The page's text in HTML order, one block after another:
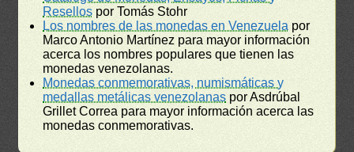
Resellos por Tomás Stohr
Los nombres de las monedas en Venezuela por
Marco Antonio Martínez para mayor información
acerca los nombres populares que tienen las
monedas venezolanas.
Monedas conmemorativas, numismáticas y
medallas metálicas venezolanas por Asdrúbal
Grillet Correa para mayor información acerca las
monedas conmemorativas.